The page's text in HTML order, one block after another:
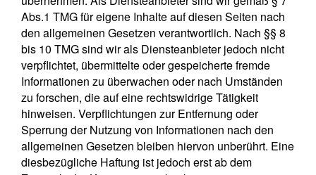
Abs.1 TMG für eigene Inhalte auf diesen Seiten nach
den allgemeinen Gesetzen verantwortlich. Nach §§ 8
bis 10 TMG sind wir als Diensteanbieter jedoch nicht
verpflichtet, übermittelte oder gespeicherte fremde
Informationen zu überwachen oder nach Umständen
zu forschen, die auf eine rechtswidrige Tätigkeit
hinweisen. Verpflichtungen zur Entfernung oder
Sperrung der Nutzung von Informationen nach den
allgemeinen Gesetzen bleiben hiervon unberührt. Eine
diesbezügliche Haftung ist jedoch erst ab dem